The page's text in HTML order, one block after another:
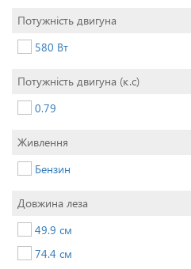
Потужність двигуна
580 Вт
Потужність двигуна (к.с)
0.79
Живлення
Бензин
Довжина леза
49.9 см
74.4 см